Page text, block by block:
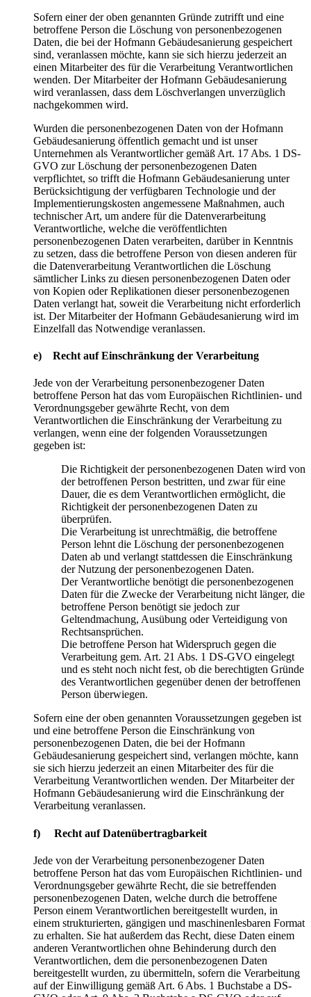
Sofern einer der oben genannten Gründe zutrifft und eine
betroffene Person die Löschung von personenbezogenen
Daten, die bei der Hofmann Gebäudesanierung gespeichert
sind, veranlassen möchte, kann sie sich hierzu jederzeit an
einen Mitarbeiter des für die Verarbeitung Verantwortlichen
wenden. Der Mitarbeiter der Hofmann Gebäudesanierung
wird veranlassen, dass dem Löschverlangen unverzüglich
nachgekommen wird.
Wurden die personenbezogenen Daten von der Hofmann
Gebäudesanierung öffentlich gemacht und ist unser
Unternehmen als Verantwortlicher gemäß Art. 17 Abs. 1 DS-
GVO zur Löschung der personenbezogenen Daten
verpflichtet, so trifft die Hofmann Gebäudesanierung unter
Berücksichtigung der verfügbaren Technologie und der
Implementierungskosten angemessene Maßnahmen, auch
technischer Art, um andere für die Datenverarbeitung
Verantwortliche, welche die veröffentlichten
personenbezogenen Daten verarbeiten, darüber in Kenntnis
zu setzen, dass die betroffene Person von diesen anderen für
die Datenverarbeitung Verantwortlichen die Löschung
sämtlicher Links zu diesen personenbezogenen Daten oder
von Kopien oder Replikationen dieser personenbezogenen
Daten verlangt hat, soweit die Verarbeitung nicht erforderlich
ist. Der Mitarbeiter der Hofmann Gebäudesanierung wird im
Einzelfall das Notwendige veranlassen.
e) Recht auf Einschränkung der Verarbeitung
Jede von der Verarbeitung personenbezogener Daten
betroffene Person hat das vom Europäischen Richtlinien- und
Verordnungsgeber gewährte Recht, von dem
Verantwortlichen die Einschränkung der Verarbeitung zu
verlangen, wenn eine der folgenden Voraussetzungen
gegeben ist:
Die Richtigkeit der personenbezogenen Daten wird von
der betroffenen Person bestritten, und zwar für eine
Dauer, die es dem Verantwortlichen ermöglicht, die
Richtigkeit der personenbezogenen Daten zu
überprüfen.
Die Verarbeitung ist unrechtmäßig, die betroffene
Person lehnt die Löschung der personenbezogenen
Daten ab und verlangt stattdessen die Einschränkung
der Nutzung der personenbezogenen Daten.
Der Verantwortliche benötigt die personenbezogenen
Daten für die Zwecke der Verarbeitung nicht länger, die
betroffene Person benötigt sie jedoch zur
Geltendmachung, Ausübung oder Verteidigung von
Rechtsansprüchen.
Die betroffene Person hat Widerspruch gegen die
Verarbeitung gem. Art. 21 Abs. 1 DS-GVO eingelegt
und es steht noch nicht fest, ob die berechtigten Gründe
des Verantwortlichen gegenüber denen der betroffenen
Person überwiegen.
Sofern eine der oben genannten Voraussetzungen gegeben ist
und eine betroffene Person die Einschränkung von
personenbezogenen Daten, die bei der Hofmann
Gebäudesanierung gespeichert sind, verlangen möchte, kann
sie sich hierzu jederzeit an einen Mitarbeiter des für die
Verarbeitung Verantwortlichen wenden. Der Mitarbeiter der
Hofmann Gebäudesanierung wird die Einschränkung der
Verarbeitung veranlassen.
f) Recht auf Datenübertragbarkeit
Jede von der Verarbeitung personenbezogener Daten
betroffene Person hat das vom Europäischen Richtlinien- und
Verordnungsgeber gewährte Recht, die sie betreffenden
personenbezogenen Daten, welche durch die betroffene
Person einem Verantwortlichen bereitgestellt wurden, in
einem strukturierten, gängigen und maschinenlesbaren Format
zu erhalten. Sie hat außerdem das Recht, diese Daten einem
anderen Verantwortlichen ohne Behinderung durch den
Verantwortlichen, dem die personenbezogenen Daten
bereitgestellt wurden, zu übermitteln, sofern die Verarbeitung
auf der Einwilligung gemäß Art. 6 Abs. 1 Buchstabe a DS-